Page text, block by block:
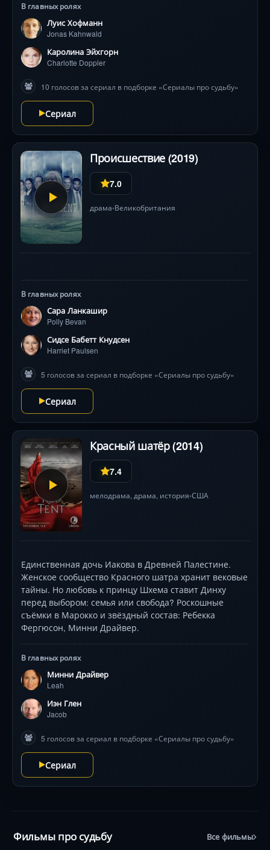
самоубийстве отца. Странные звуки из пещер,
червоточины во времени и тайное общество «Sic
Mundus» раскрывают лабиринт секретов четырёх
семей. Действие прыгает между 1953, 1986 и 2019
годами, а герои вынуждены выбирать: спасти
карточка — гнетущая атмосфера, сложные
временные парадоксы и операторская работа,
превращающая дожди и туманы в метафоры рока.
В главных ролях
Луис Хофманн
Jonas Kahnwald
Каролина Эйхгорн
Charlotte Doppler
10 голосов за сериал в подборке «Сериалы про судьбу»
Сериал
Происшествие (2019)
7.0
драма•Великобритания
В главных ролях
Сара Ланкашир
Polly Bevan
Сидсе Бабетт Кнудсен
Harriet Paulsen
5 голосов за сериал в подборке «Сериалы про судьбу»
Сериал
Красный шатёр (2014)
7.4
мелодрама, драма, история•США
Единственная дочь Иакова в Древней Палестине.
Женское сообщество Красного шатра хранит вековые
тайны. Но любовь к принцу Шхема ставит Динху
перед выбором: семья или свобода? Роскошные
съёмки в Марокко и звёздный состав: Ребекка
Фергюсон, Минни Драйвер.
В главных ролях
Минни Драйвер
Leah
Иэн Глен
Jacob
5 голосов за сериал в подборке «Сериалы про судьбу»
Сериал
Фильмы про судьбу Все фильмы